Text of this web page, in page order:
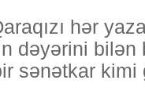
hər
dəyərini bilən
sənətkar kimi